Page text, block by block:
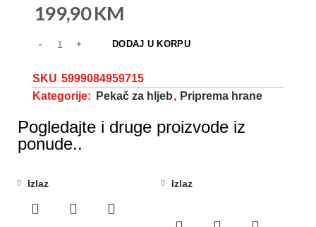
199,90KM
DODAJ U KORPU
SKU 5999084959715
Kategorije:
Pekač za hljeb, Priprema hrane
Pogledajte i druge proizvode iz
ponude..
Izlaz Izlaz